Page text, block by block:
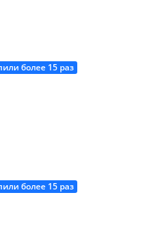
Купить
более 15 раз
Купить
более 15 раз